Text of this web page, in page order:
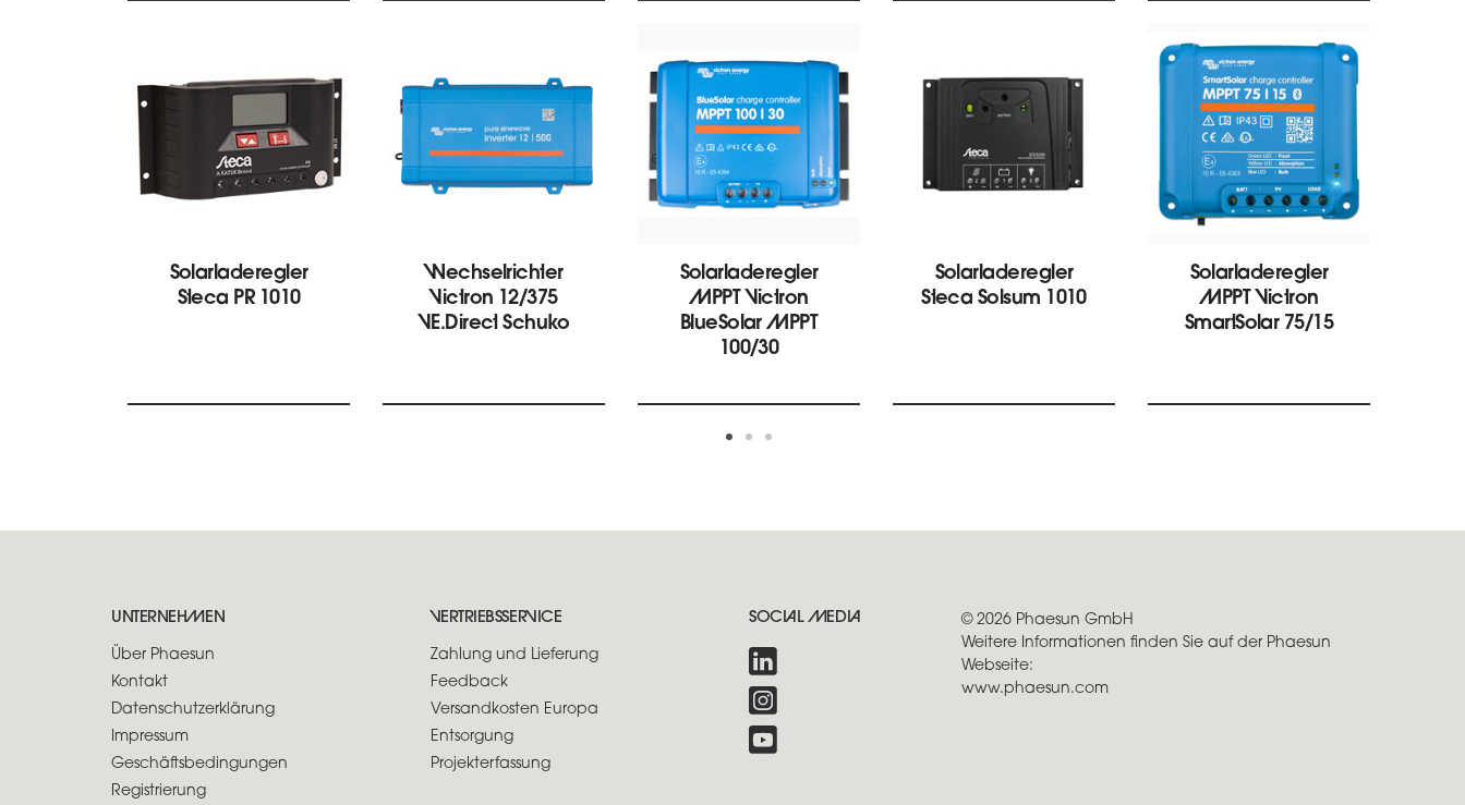
Solarladeregler
Steca PR 1010
Wechselrichter
Victron 12/375
VE.Direct Schuko
Solarladeregler
MPPT Victron
BlueSolar MPPT
100/30
Solarladeregler
Steca Solsum 1010
Solarladeregler
MPPT Victron
SmartSolar 75/15
UNTERNEHMEN
Über Phaesun
Kontakt
Datenschutzerklärung
Impressum
Geschäftsbedingungen
Registrierung
VERTRIEBSSERVICE
Zahlung und Lieferung
Feedback
Versandkosten Europa
Entsorgung
Projekterfassung
SOCIAL MEDIA
© 2026 Phaesun GmbH
Weitere Informationen finden Sie auf der Phaesun
Webseite:
www.phaesun.com